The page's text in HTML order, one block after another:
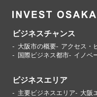
ビジネスチャンス
大阪市の概要 アクセス・
国際ビジネス都市
イノベ
ビジネスエリア
主要ビジネスエリア 大阪